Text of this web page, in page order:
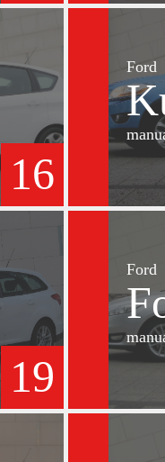
16
Ford
19
Ford